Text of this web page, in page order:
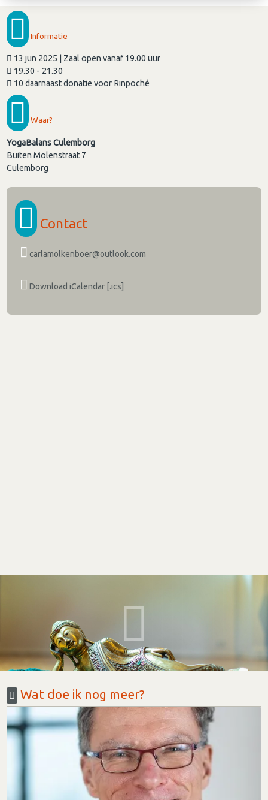
Informatie
13 jun 2025 | Zaal open vanaf 19.00 uur
19.30 - 21.30
10 daarnaast donatie voor Rinpoché
Waar?
YogaBalans Culemborg
Buiten Molenstraat 7
Culemborg
Contact
carlamolkenboer@outlook.com
Download iCalendar [.ics]
Wat doe ik nog meer?